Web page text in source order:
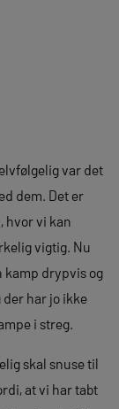
var det
dem. Det er
hvor vi kan
vigtig. Nu
kamp drypvis og
der har jo ikke
i streg.
skal snuse til
at vi har tabt